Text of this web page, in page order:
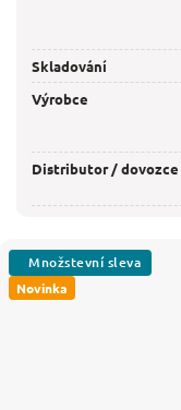
Skladování
Výrobce
Distributor / dovozce
Novinka